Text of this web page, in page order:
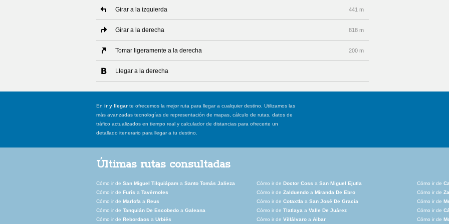
Girar a la izquierda 441 m
Girar a la derecha 818 m
Tomar ligeramente a la derecha 200 m
Llegar a la derecha
En ir y llegar te ofrecemos la mejor ruta para llegar a cualquier destino. Utilizamos las
más avanzadas tecnologías de representación de mapas, cálculo de rutas, datos de
tráfico actualizados en tiempo real y calculador de distancias para ofrecerte un
detallado itenerario para llegar a tu destino.
Últimas rutas consultadas
Cómo ir de San Miguel Tilquiápam a Santo Tomás Jalieza Cómo ir de Doctor Coss a San Miguel Ejutla Cómo ir de
Cómo ir de Furís a Tavèrnoles Cómo ir de Zalduendo a Miranda De Ebro Cómo ir de
Cómo ir de Marlofa a Reus Cómo ir de Cotaxtla a San José De Gracia Cómo ir de
Cómo ir de Tanquián De Escobedo a Galeana Cómo ir de Tlatlaya a Valle De Juárez Cómo ir de
Cómo ir de Rebordaos a Urbiés Cómo ir de Villálvaro a Aibar Cómo ir de